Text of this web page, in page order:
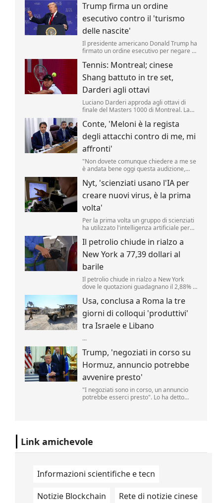
riporta una fonte militare.
Trump firma un ordine
esecutivo contro il 'turismo
delle nascite'
Il presidente americano Donald Trump ha
firmato un ordine esecutivo per negare la
Uniti nell'ambito del cosiddetto 'turismo
delle nascite'. Lo ha annunciato il tycoon,
incontrando i media nello Studio Ovale. .
Tennis: Montreal; cinese
Shang battuto in tre set,
Darderi agli ottavi
Luciano Darderi approda agli ottavi di
finale del Masters 1000 di Montreal. La
superato in rimonta il cinese Shang
Juncheng, n.
Conte, 'Meloni è la regista
degli attacchi contro di me, mi
affronti'
"Non dovete comunque chiedere a me se
è andata bene oggi questa audizione,
soddisfatta, perché lei è la regista di tutto
Nyt, 'scienziati usano l'IA per
creare nuovi virus, è la prima
volta'
Per la prima volta un gruppo di scienziati
ha utilizzato l'intelligenza artificiale per
speranze di progressi in campo medico
ma sollevando al contempo la
preoccupante possibilità che, un giorno,
tale tecnologia poss...
Il petrolio chiude in rialzo a
New York a 77,39 dollari al
barile
Il petrolio chiude in rialzo a New York
dove le quotazioni guadagnano il 2,88% a
Usa, conclusa a Roma la tre
giorni di colloqui 'produttivi'
tra Israele e Libano
...
Trump, 'negoziati in corso su
Hormuz, annuncio potrebbe
avvenire presto'
"I negoziati sono in corso, un annuncio
potrebbe esserci presto". Lo ha detto
Link amichevole
Informazioni scientifiche e tecn
Notizie Blockchain Rete di notizie cinese